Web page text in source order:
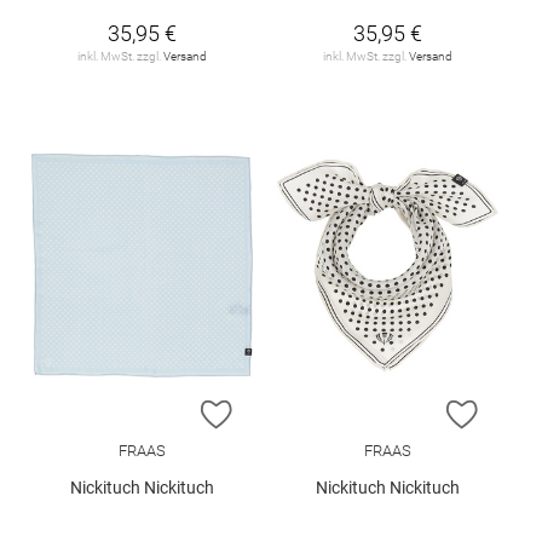
35,95 €
inkl. MwSt. zzgl.Versand
35,95 €
inkl. MwSt. zzgl.Versand
ZUR WUNSCHLISTE HINZUFÜGEN
FRAAS
Nickituch Nickituch
ZUR
FRAAS
Nickituch Nickituch